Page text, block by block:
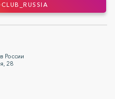
России
28